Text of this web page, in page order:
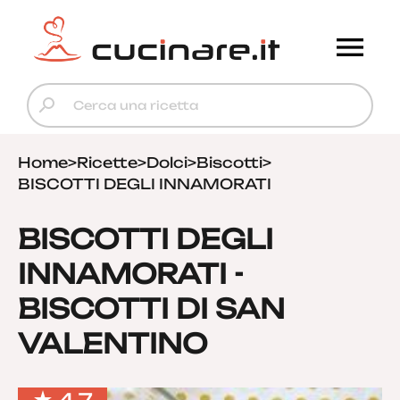
Home>Ricette>Dolci>Biscotti>
BISCOTTI DEGLI INNAMORATI
BISCOTTI DEGLI
INNAMORATI -
BISCOTTI DI SAN
VALENTINO